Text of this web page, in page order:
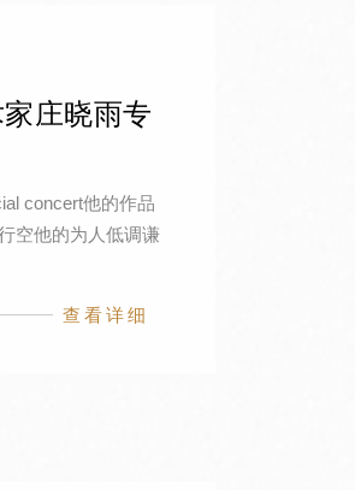
庄晓雨专
concert他的作品
空他的为人低调谦
查看详细